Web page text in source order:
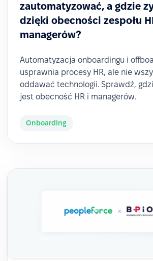
zautomatyzować, a gdzie
dzięki obecności zespołu
managerów?
Automatyzacja onboardingu i
usprawnia procesy HR, ale nie
oddawać technologii. Sprawdź,
jest obecność HR i managerów.
Onboarding